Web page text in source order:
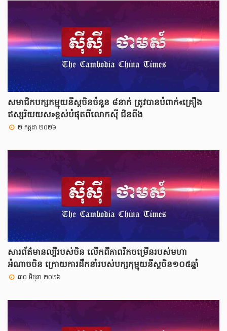
សមាជិកបក្សកម្មុយនីស្តចិនចំនួន ៨នាក់ ត្រូវបានបំពាក់«គ្រឿង
ឥស្សរិយយស»ខ្ពស់បំផុតពីលោកស៊ី ជិនពីង
២ កក្កដា ២០២៦
សារព័ត៌មានល្បីរបស់ចិន លើកពីភាពរីកចម្រើនរបស់មហា
អំណាចចិន ក្រោយការដឹកនាំរបស់បក្សកុម្មុយនីស្តចិន១០៥ឆ្នាំ
៣០ មិថុនា ២០២៦